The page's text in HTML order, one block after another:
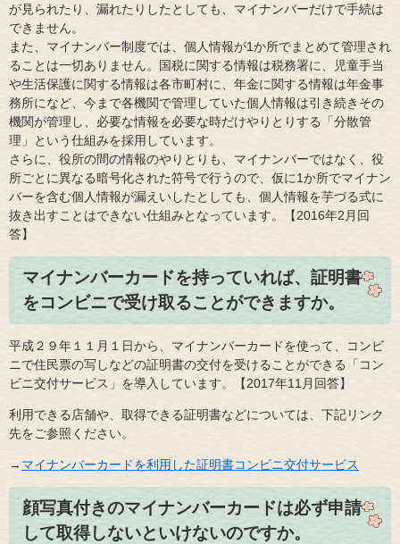
が見られたり、漏れたりしたとしても、マイナンバーだけで手続は
できません。
また、マイナンバー制度では、個人情報が1か所でまとめて管理され
ることは一切ありません。国税に関する情報は税務署に、児童手当
や生活保護に関する情報は各市町村に、年金に関する情報は年金事
務所になど、今まで各機関で管理していた個人情報は引き続きその
機関が管理し、必要な情報を必要な時だけやりとりする「分散管
理」という仕組みを採用しています。
さらに、役所の間の情報のやりとりも、マイナンバーではなく、役
所ごとに異なる暗号化された符号で行うので、仮に1か所でマイナン
バーを含む個人情報が漏えいしたとしても、個人情報を芋づる式に
抜き出すことはできない仕組みとなっています。【2016年2月回
答】
マイナンバーカードを持っていれば、証明書
をコンビニで受け取ることができますか。
平成２９年１１月１日から、マイナンバーカードを使って、コンビ
ニで住民票の写しなどの証明書の交付を受けることができる「コン
ビニ交付サービス」を導入しています。【2017年11月回答】
利用できる店舗や、取得できる証明書などについては、下記リンク
先をご参照ください。
→ マイナンバーカードを利用した証明書コンビニ交付サービス
顔写真付きのマイナンバーカードは必ず申請
して取得しないといけないのですか。